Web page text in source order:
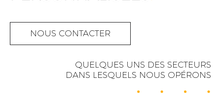
NOUS CONTACTER
QUELQUES UNS DES SECTEURS
DANS LESQUELS NOUS OPÉRONS